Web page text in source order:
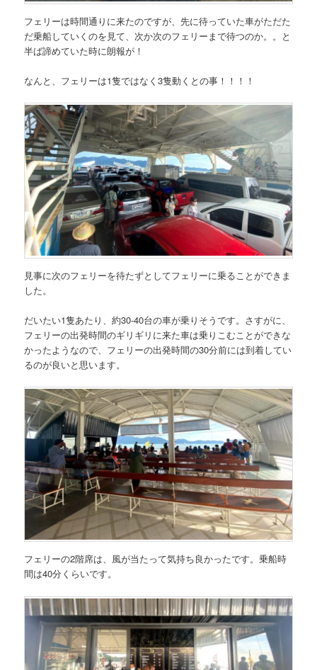
フェリーは時間通りに来たのですが、先に待っていた車がただた
だ乗船していくのを見て、次か次のフェリーまで待つのか。。と
半ば諦めていた時に朗報が！
なんと、 フェリーは1隻ではなく3隻動くとの事！！！！
見事に次のフェリーを待たずとしてフェリーに乗ることができま
した。
だいたい1隻あたり、約30-40台の車が乗りそうです。さすがに、
フェリーの出発時間のギリギリに来た車は乗りこむことができな
かったようなので、フェリーの出発時間の30分前には到着してい
るのが良いと思います。
フェリーの2階席は、風が当たって気持ち良かったです。乗船時
間は40分くらいです。